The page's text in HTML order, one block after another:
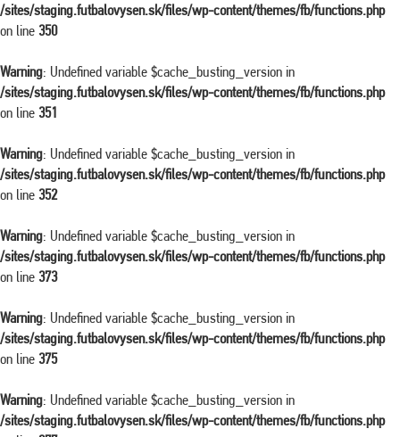
/sites/staging.futbalovysen.sk/files/wp-content/themes/fb/functions.php
on line 350
Warning: Undefined variable $cache_busting_version in
/sites/staging.futbalovysen.sk/files/wp-content/themes/fb/functions.php
on line 351
Warning: Undefined variable $cache_busting_version in
/sites/staging.futbalovysen.sk/files/wp-content/themes/fb/functions.php
on line 352
Warning: Undefined variable $cache_busting_version in
/sites/staging.futbalovysen.sk/files/wp-content/themes/fb/functions.php
on line 373
Warning: Undefined variable $cache_busting_version in
/sites/staging.futbalovysen.sk/files/wp-content/themes/fb/functions.php
on line 375
Warning: Undefined variable $cache_busting_version in
/sites/staging.futbalovysen.sk/files/wp-content/themes/fb/functions.php